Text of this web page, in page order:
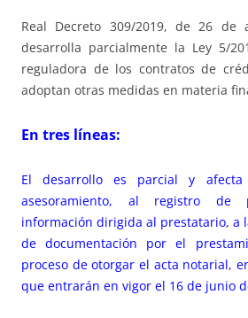
Real Decreto 309/2019, de 26
desarrolla parcialmente la Ley 5/
reguladora de los contratos de
adoptan otras medidas en materia
En tres líneas:
El desarrollo es parcial y
asesoramiento, al registro de
información dirigida al prestatario, a
de documentación por el
proceso de otorgar el acta notarial,
que entrarán en vigor el 16 de junio